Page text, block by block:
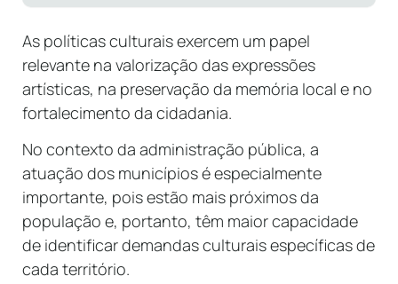
As políticas culturais exercem um papel
relevante na valorização das expressões
artísticas, na preservação da memória local e no
fortalecimento da cidadania.
No contexto da administração pública, a
atuação dos municípios é especialmente
importante, pois estão mais próximos da
população e, portanto, têm maior capacidade
de identificar demandas culturais específicas de
cada território.